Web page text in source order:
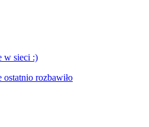
w sieci :)
ostatnio rozbawiło